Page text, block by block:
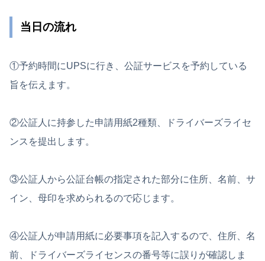
当日の流れ
①予約時間にUPSに行き、公証サービスを予約している
旨を伝えます。
②公証人に持参した申請用紙2種類、ドライバーズライセ
ンスを提出します。
③公証人から公証台帳の指定された部分に住所、名前、サ
イン、母印を求められるので応じます。
④公証人が申請用紙に必要事項を記入するので、住所、名
前、ドライバーズライセンスの番号等に誤りが確認しま